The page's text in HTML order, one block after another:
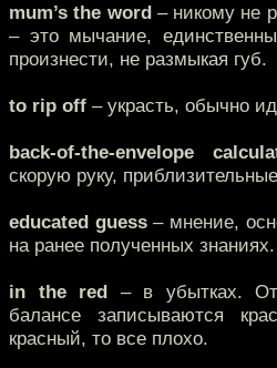
mum’s the word– никому не
– это мычание,
произнести, не размыкая губ.
to rip off – украсть, обычно
back-of-the-envelope
скорую руку,
educated guess– мнение,
на ранее полученных знаниях.
in the red – в убытках.
балансе записываются
красный, то все плохо.